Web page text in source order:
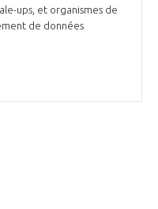
ups, et organismes de
de données